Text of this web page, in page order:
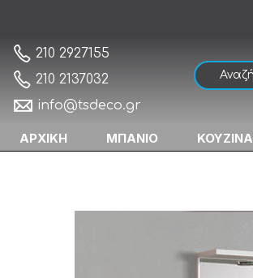
210 2927155
210 2137032
info@tsdeco.gr
ΑΡΧΙΚΗ ΜΠΑΝΙΟ ΚΟΥΖΙΝΑ
Gloria Long Life White